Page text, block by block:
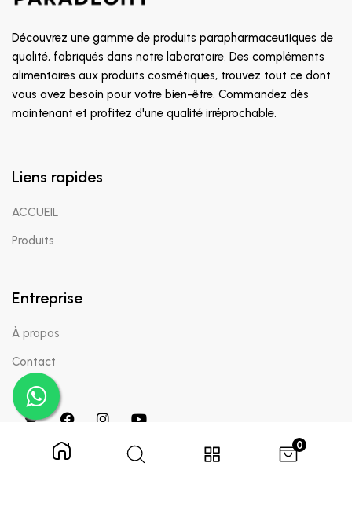
0
Découvrez une gamme de produits parapharmaceutiques de
qualité, fabriqués dans notre laboratoire. Des compléments
alimentaires aux produits cosmétiques, trouvez tout ce dont
vous avez besoin pour votre bien-être. Commandez dès
maintenant et profitez d'une qualité irréprochable.
Liens rapides
ACCUEIL
Produits
Entreprise
À propos
Contact